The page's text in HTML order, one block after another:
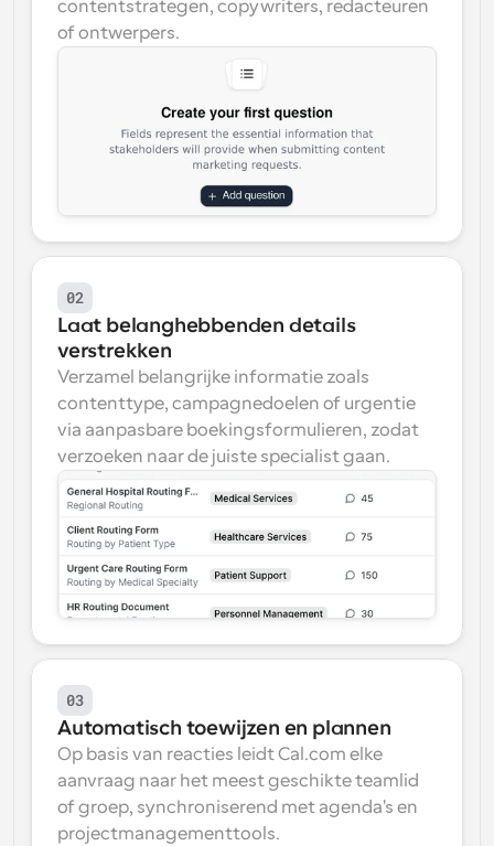
contentstrategen, copywriters, redacteuren
of ontwerpers.
02
Laat belanghebbenden details
verstrekken
Verzamel belangrijke informatie zoals
contenttype, campagnedoelen of urgentie
via aanpasbare boekingsformulieren, zodat
verzoeken naar de juiste specialist gaan.
03
Automatisch toewijzen en plannen
Op basis van reacties leidt Cal.com elke
aanvraag naar het meest geschikte teamlid
of groep, synchroniserend met agenda's en
projectmanagementtools.